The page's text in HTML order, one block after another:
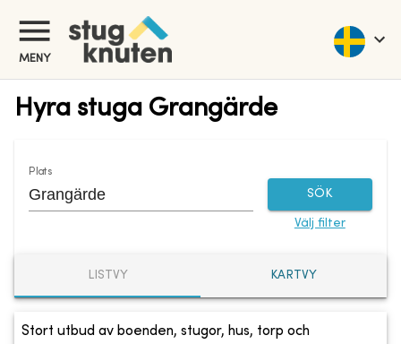
MENY
Hyra stuga Grangärde
Plats
SÖK
Välj filter
LISTVY KARTVY
Stort utbud av boenden, stugor, hus, torp och